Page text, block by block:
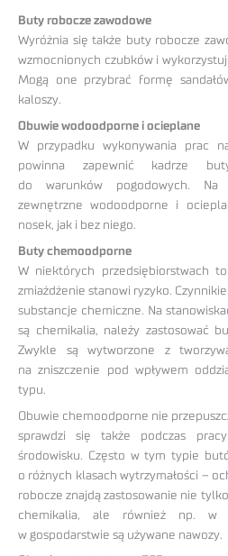
Buty robocze zawodowe
Wyróżnia się także buty robocze
wzmocnionych czubków i
Mogą one przybrać formę
kaloszy.
Obuwie wodoodporne i ocieplane
W przypadku wykonywania prac
powinna zapewnić kadrze
do warunków pogodowych. Na
zewnętrzne wodoodporne i
nosek, jak i bez niego.
Buty chemoodporne
W niektórych przedsiębiorstwach
zmiażdżenie stanowi ryzyko.
substancje chemiczne. Na
są chemikalia, należy zastosować
Zwykle są wytworzone z
na zniszczenie pod wpływem
typu.
Obuwie chemoodporne nie
sprawdzi się także podczas
środowisku. Często w tym typie
o różnych klasach wytrzymałości –
robocze znajdą zastosowanie nie
chemikalia, ale również np. w
w gospodarstwie są używane nawozy.